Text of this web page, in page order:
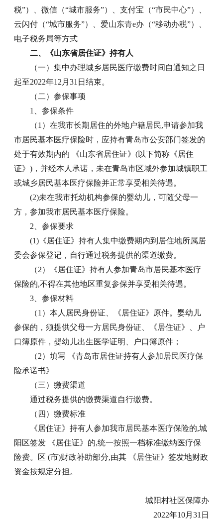
税”）、微信（“城市服务”）、支付宝（“市民中心”）、
云闪付（“城市服务”）、爱山东青e办（“移动办税”）、
电子税务局等方式
二、《山东省居住证》持有人
（一）集中办理城乡居民医疗缴费时间自通知之日
起至2022年12月31日结束。
（二）参保事项
1、参保条件
（1）在我市长期居住的外地户籍居民,申请参加我
市居民基本医疗保险时，应持有青岛市公安部门签发的
处于有效期内的 《山东省居住证》(以下简称《居住
证》)，并经本人承诺，未在青岛市区域外参加城镇职工
或城乡居民基本医疗保险并正常享受相关待遇。
(2)未在我市托幼机构参保的婴幼儿，可随父母一
方，参加我市居民基本医疗保险。
2、参保要求
(1)《居住证》持有人集中缴费期内到居住地所属居
委会参保登记，自行通过税务提供的渠道缴费。
（2）《居住证》持有人参加青岛市居民基本医疗
保险的,不得在其他地区重复参保并享受相关待遇。
3、参保材料
（1）本人居民身份证、《居住证》原件。婴幼儿
参保的，须提供父母一方居民身份证、《居住证》、户
口簿原件，婴幼儿出生医学证明、户口簿原件；
（2）填写 《青岛市居住证持有人参加居民医疗保
险承诺书》
（三）缴费渠道
通过税务提供的缴费渠道自行缴费。
（四）缴费标准
《居住证》持有人参加我市居民基本医疗保险的,城
阳区签发 《居住证》的,统一按照一档标准缴纳医疗保
险费。区 (市)财政补助部分,由其 《居住证》签发地财政
资金按规定分担。
城阳村社区保障办
2022年10月31日